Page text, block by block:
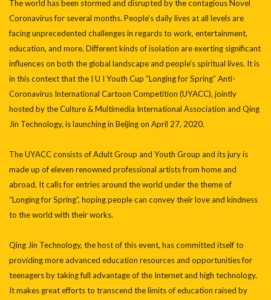
The world has been stormed and disrupted by the contagious Novel
Coronavirus for several months. People’s daily lives at all levels are
facing unprecedented challenges in regards to work, entertainment,
education, and more. Different kinds of isolation are exerting significant
influences on both the global landscape and people’s spiritual lives. It is
in this context that the I U I Youth Cup “Longing for Spring” Anti-
Coronavirus International Cartoon Competition (UYACC), jointly
hosted by the Culture & Multimedia International Association and Qing
Jin Technology, is launching in Beijing on April 27, 2020.
The UYACC consists of Adult Group and Youth Group and its jury is
made up of eleven renowned professional artists from home and
abroad. It calls for entries around the world under the theme of
“Longing for Spring”, hoping people can convey their love and kindness
to the world with their works.
Qing Jin Technology, the host of this event, has committed itself to
providing more advanced education resources and opportunities for
teenagers by taking full advantage of the Internet and high technology.
It makes great efforts to transcend the limits of education raised by